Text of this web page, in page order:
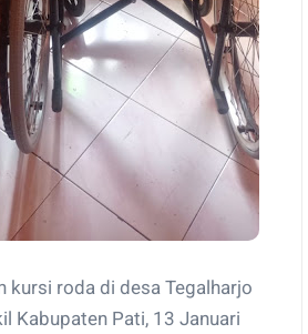
kursi roda di desa Tegalharjo
Kabupaten Pati, 13 Januari